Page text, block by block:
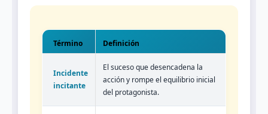
Término Definición
Incidente
incitante
El suceso que desencadena la
acción y rompe el equilibrio inicial
del protagonista.